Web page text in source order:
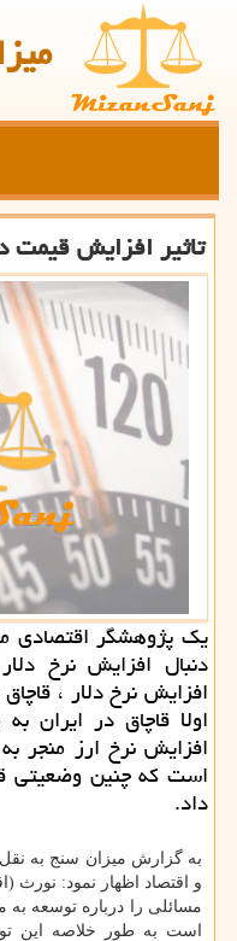
تاثیر افزایش قیمت
یك پژوهشگر اقتصادی
دنبال افزایش نرخ
افزایش نرخ دلار ،
اولا قاچاق در ایران
افزایش نرخ ارز منجر
است كه چنین وضعیتی
داد.
به گزارش میزان سنج به
و اقتصاد اظهار نمود: نورث
مسائلی را درباره توسعه
است به طور خلاصه این